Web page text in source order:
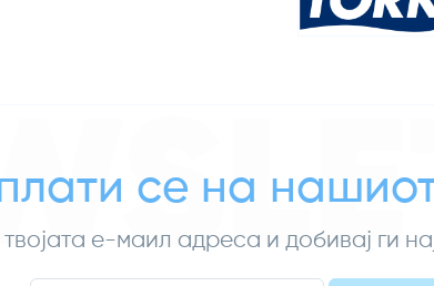
се на
твојата е-маил адреса и добивај ги